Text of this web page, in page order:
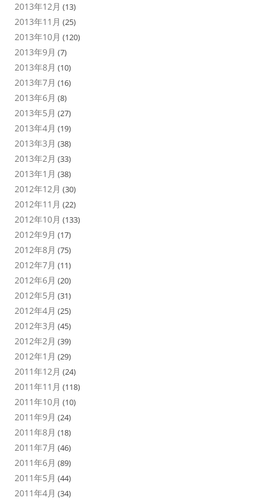
2013年12月 (13)
2013年11月 (25)
2013年10月 (120)
2013年9月 (7)
2013年8月 (10)
2013年7月 (16)
2013年6月 (8)
2013年5月 (27)
2013年4月 (19)
2013年3月 (38)
2013年2月 (33)
2013年1月 (38)
2012年12月 (30)
2012年11月 (22)
2012年10月 (133)
2012年9月 (17)
2012年8月 (75)
2012年7月 (11)
2012年6月 (20)
2012年5月 (31)
2012年4月 (25)
2012年3月 (45)
2012年2月 (39)
2012年1月 (29)
2011年12月 (24)
2011年11月 (118)
2011年10月 (10)
2011年9月 (24)
2011年8月 (18)
2011年7月 (46)
2011年6月 (89)
2011年5月 (44)
2011年4月 (34)